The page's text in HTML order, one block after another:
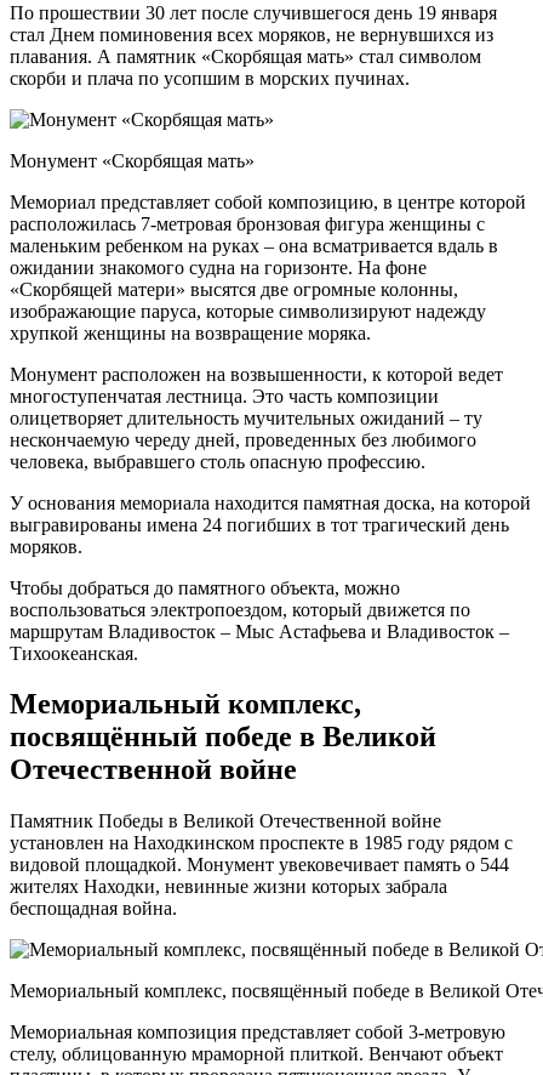
По прошествии 30 лет после случившегося день 19 января
стал Днем поминовения всех моряков, не вернувшихся из
плавания. А памятник «Скорбящая мать» стал символом
скорби и плача по усопшим в морских пучинах.
Монумент «Скорбящая мать»
Мемориал представляет собой композицию, в центре которой
расположилась 7-метровая бронзовая фигура женщины с
маленьким ребенком на руках – она всматривается вдаль в
ожидании знакомого судна на горизонте. На фоне
«Скорбящей матери» высятся две огромные колонны,
изображающие паруса, которые символизируют надежду
хрупкой женщины на возвращение моряка.
Монумент расположен на возвышенности, к которой ведет
многоступенчатая лестница. Это часть композиции
олицетворяет длительность мучительных ожиданий – ту
нескончаемую череду дней, проведенных без любимого
человека, выбравшего столь опасную профессию.
У основания мемориала находится памятная доска, на которой
выгравированы имена 24 погибших в тот трагический день
моряков.
Чтобы добраться до памятного объекта, можно
воспользоваться электропоездом, который движется по
маршрутам Владивосток – Мыс Астафьева и Владивосток –
Тихоокеанская.
Мемориальный комплекс,
посвящённый победе в Великой
Отечественной войне
Памятник Победы в Великой Отечественной войне
установлен на Находкинском проспекте в 1985 году рядом с
видовой площадкой. Монумент увековечивает память о 544
жителях Находки, невинные жизни которых забрала
беспощадная война.
Мемориальный комплекс, посвящённый победе в Великой
Мемориальная композиция представляет собой 3-метровую
стелу, облицованную мраморной плиткой. Венчают объект